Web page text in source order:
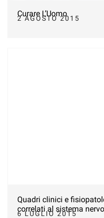
Curare L’Uomo
2 AGOSTO 2015
Quadri clinici e
correlati al sistema
6 LUGLIO 2015